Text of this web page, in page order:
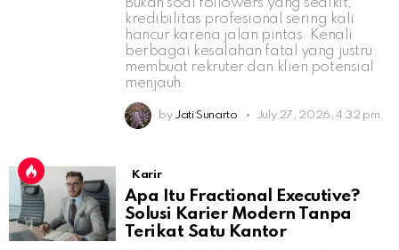
kredibilitas profesional sering kali
hancur karena jalan pintas. Kenali
berbagai kesalahan fatal yang justru
membuat rekruter dan klien potensial
menjauh.
by Jati Sunarto July 27, 2026, 4:32 pm
Karir
Apa Itu Fractional Executive?
Solusi Karier Modern Tanpa
Terikat Satu Kantor